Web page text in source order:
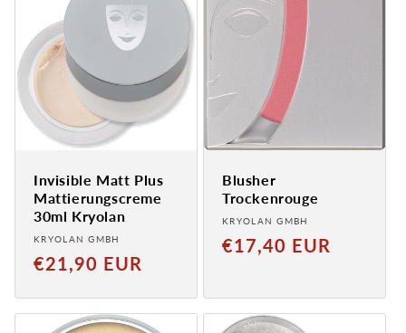
Invisible Matt Plus
Mattierungscreme
30ml Kryolan
Anbieter:
KRYOLAN GMBH
Normaler
€21,90 EUR
Blusher
Trockenrouge
Anbieter:
KRYOLAN GMBH
Normaler
€17,40 EUR